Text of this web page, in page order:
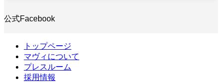
公式Facebook
トップページ
マヴィについて
プレスルーム
採用情報